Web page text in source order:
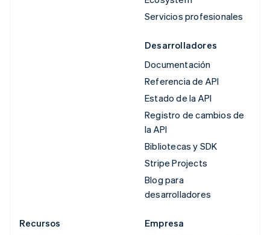
Servicios profesionales
Desarrolladores
Documentación
Referencia de API
Estado de la API
Registro de cambios de
la API
Bibliotecas y SDK
Stripe Projects
Blog para
desarrolladores
Recursos
Empresa